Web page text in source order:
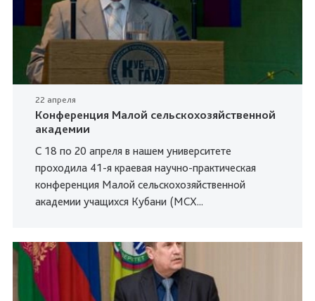
22 апреля
Конференция Малой сельскохозяйственной
академии
С 18 по 20 апреля в нашем университете
проходила 41-я краевая научно-практическая
конференция Малой сельскохозяйственной
академии учащихся Кубани (МСХ...